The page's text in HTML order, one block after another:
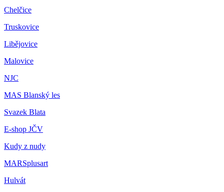
Chelčice
Truskovice
Libějovice
Malovice
NJC
MAS Blanský les
Svazek Blata
E-shop JČV
Kudy z nudy
MARSplusart
Hulvát